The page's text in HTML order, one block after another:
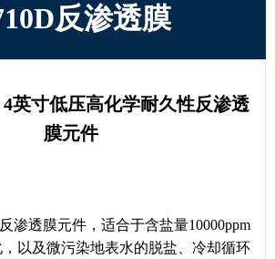
反渗透膜
英寸低压高化学耐久性反渗透
膜元件
渗透膜元件，适合于含盐量10000ppm
以及微污染地表水的脱盐、冷却循环